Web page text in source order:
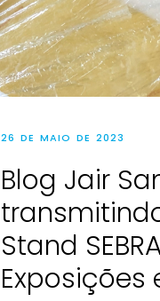
26 DE MAIO DE 2023
Blog Jair
Stand
Exposições